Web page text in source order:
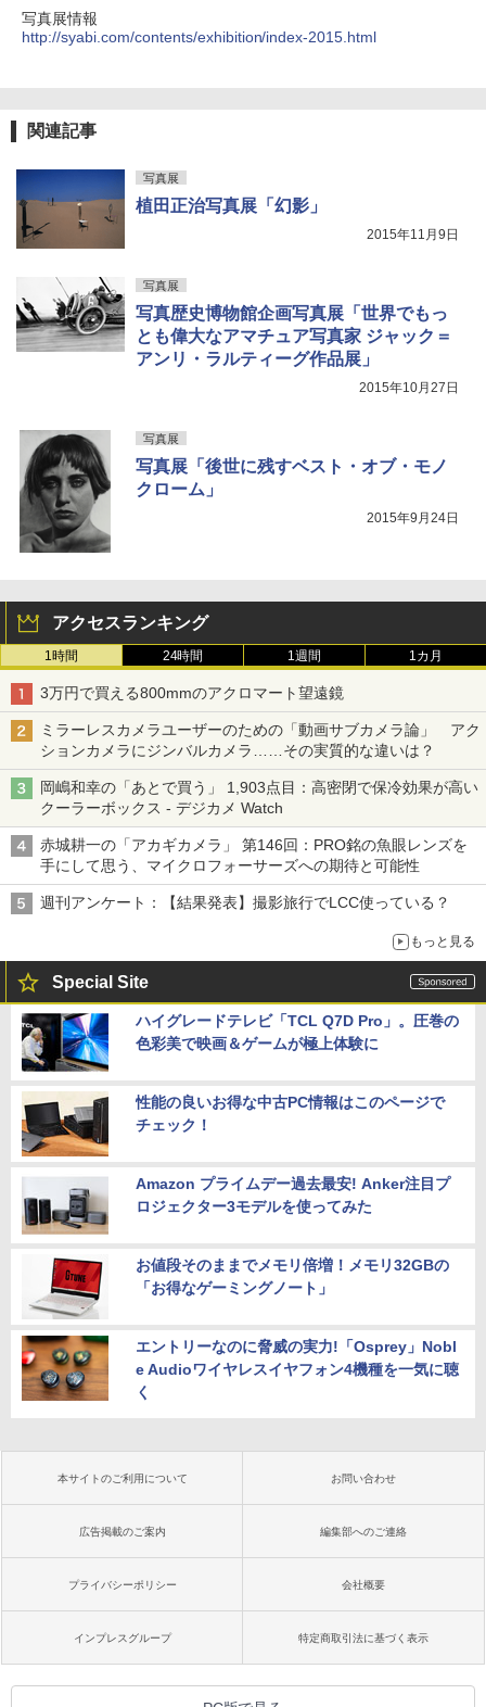
写真展情報
http://syabi.com/contents/exhibition/index-2015.html
関連記事
写真展
植田正治写真展「幻影」
2015年11月9日
写真展
写真歴史博物館企画写真展「世界でもっ
とも偉大なアマチュア写真家 ジャック＝
アンリ・ラルティーグ作品展」
2015年10月27日
写真展
写真展「後世に残すベスト・オブ・モノ
クローム」
2015年9月24日
アクセスランキング
1時間 24時間 1週間 1カ月
3万円で買える800mmのアクロマート望遠鏡
ミラーレスカメラユーザーのための「動画サブカメラ論」 アク
ションカメラにジンバルカメラ……その実質的な違いは？
岡嶋和幸の「あとで買う」 1,903点目：高密閉で保冷効果が高い
クーラーボックス - デジカメ Watch
赤城耕一の「アカギカメラ」 第146回：PRO銘の魚眼レンズを
手にして思う、マイクロフォーサーズへの期待と可能性
週刊アンケート：【結果発表】撮影旅行でLCC使っている？
もっと見る
Special Site
ハイグレードテレビ「TCL Q7D Pro」。圧巻の
色彩美で映画＆ゲームが極上体験に
性能の良いお得な中古PC情報はこのページで
チェック！
Amazon プライムデー過去最安! Anker注目プ
ロジェクター3モデルを使ってみた
お値段そのままでメモリ倍増！メモリ32GBの
「お得なゲーミングノート」
エントリーなのに脅威の実力!「Osprey」Nobl
e Audioワイヤレスイヤフォン4機種を一気に聴
く
本サイトのご利用について お問い合わせ
広告掲載のご案内 編集部へのご連絡
プライバシーポリシー 会社概要
インプレスグループ 特定商取引法に基づく表示